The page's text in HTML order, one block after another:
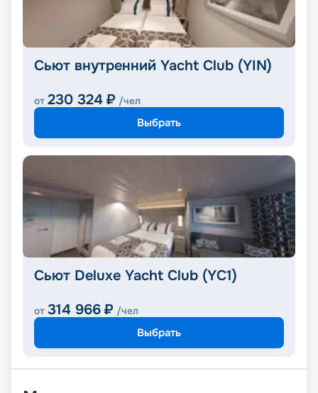
Сьют внутренний Yacht Club (YIN)
от 230 324 ₽ /чел
Выбрать
Сьют Deluxe Yacht Club (YC1)
от 314 966 ₽ /чел
Выбрать